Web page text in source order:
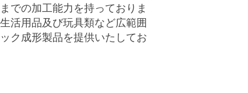
での加工能力を持っておりま
活用品及び玩具類など広範囲
ク成形製品を提供いたしてお